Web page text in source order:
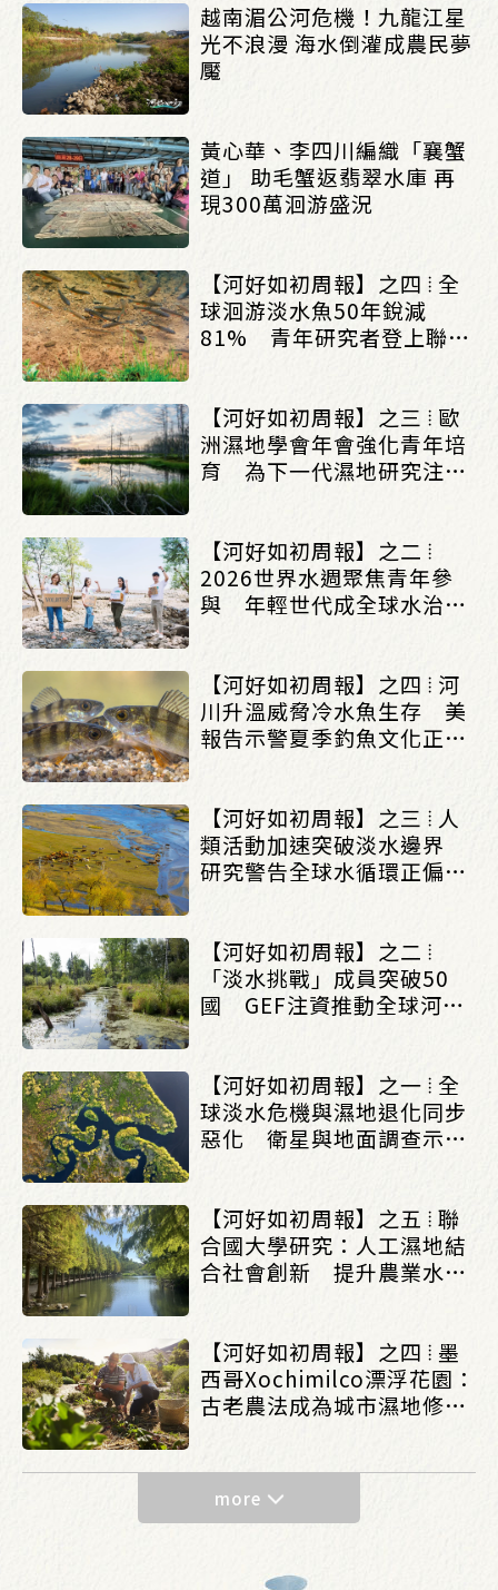
越南湄公河危機！九龍江星
光不浪漫 海水倒灌成農民夢
魘
黃心華、李四川編織「襄蟹
道」 助毛蟹返翡翠水庫 再
現300萬洄游盛況
【河好如初周報】之四 ⦙ 全
球洄游淡水魚50年銳減
81% 青年研究者登上聯合
【河好如初周報】之三 ⦙ 歐
洲濕地學會年會強化青年培
育 為下一代濕地研究注入
【河好如初周報】之二 ⦙
2026世界水週聚焦青年參
與 年輕世代成全球水治理
【河好如初周報】之四 ⦙ 河
川升溫威脅冷水魚生存 美
報告示警夏季釣魚文化正受
【河好如初周報】之三 ⦙ 人
類活動加速突破淡水邊界
研究警告全球水循環正偏離
【河好如初周報】之二 ⦙
「淡水挑戰」成員突破50
國 GEF注資推動全球河川
【河好如初周報】之一 ⦙ 全
球淡水危機與濕地退化同步
惡化 衛星與地面調查示警
【河好如初周報】之五 ⦙ 聯
合國大學研究：人工濕地結
合社會創新 提升農業水治
【河好如初周報】之四 ⦙ 墨
西哥Xochimilco漂浮花園：
古老農法成為城市濕地修復
more